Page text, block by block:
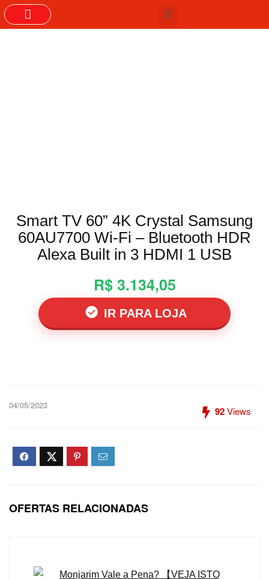
Smart TV 60” 4K Crystal Samsung
60AU7700 Wi-Fi – Bluetooth HDR
Alexa Built in 3 HDMI 1 USB
R$ 3.134,05
IR PARA LOJA
04/05/2023 92Views
OFERTAS RELACIONADAS